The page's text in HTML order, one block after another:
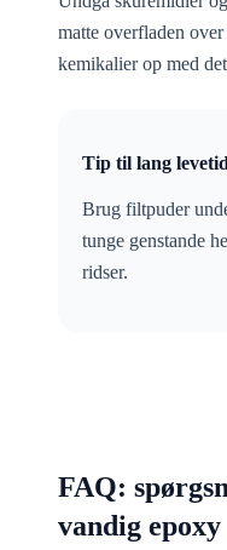
matte overfladen
kemikalier op med
Tip til lang levetid
Brug filtpuder
tunge genstande
ridser.
FAQ:
vandig epoxy